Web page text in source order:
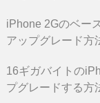
iPhone 2Gのベー
アップグレード方
16ギガバイトの
プグレードする方